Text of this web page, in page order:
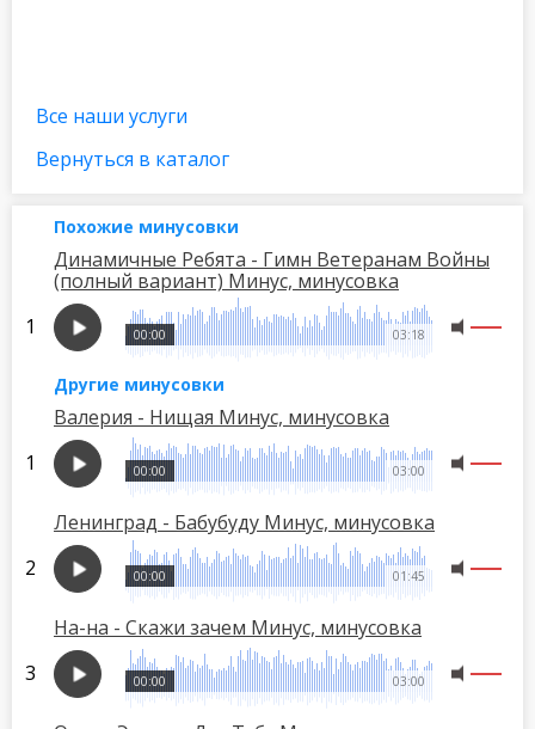
Все наши услуги
Вернуться в каталог
Похожие минусовки
Динамичные Ребята - Гимн Ветеранам Войны
(полный вариант) Минус, минусовка
03:18
00:00
Другие минусовки
Валерия - Нищая Минус, минусовка
03:00
00:00
Ленинград - Бабубуду Минус, минусовка
01:45
00:00
На-на - Скажи зачем Минус, минусовка
03:00
00:00